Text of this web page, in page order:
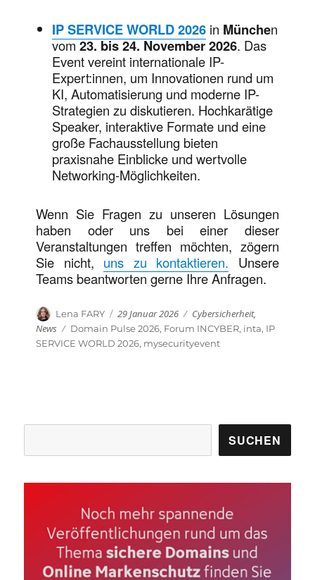
IP SERVICE WORLD 2026 in München
vom23. bis 24. November 2026. Das
Event vereint internationale IP-
Expert:innen, um Innovationen rund um
KI, Automatisierung und moderne IP-
Strategien zu diskutieren. Hochkarätige
Speaker, interaktive Formate und eine
große Fachausstellung bieten
praxisnahe Einblicke und wertvolle
Networking-Möglichkeiten.
Wenn Sie Fragen zu unseren Lösungen
haben oder uns bei einer dieser
Veranstaltungen treffen möchten, zögern
Sie nicht, uns zu kontaktieren. Unsere
Teams beantworten gerne Ihre Anfragen.
Autor
Lena FARY Veröffentlicht
am
29 Januar 2026 Kategorien
Cybersicherheit,
News
Schlagwörter
Domain Pulse 2026, Forum INCYBER, inta, IP
SERVICE WORLD 2026, mysecurityevent
SUCHEN